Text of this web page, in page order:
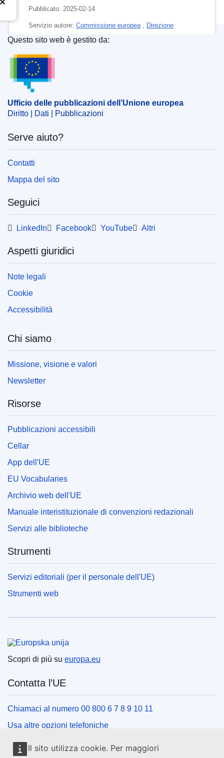
Il sito utilizza cookie. Per maggiori
Pubblicato: 2025-02-14
Servizio autore: Commissione europea , Direzione
generale degli Affari economici e finanziari
Argomento:
monetaria
CELEX : C/2025/01148
ELI :C/2025/1148/oj
OJ : C_202501148
IMMC : PUB(2025)12/3877108
pdfa2a
Ufficio delle pubblicazioni dell’Unione europea
Questo sito web è gestito da:
Ufficio delle pubblicazioni dell’Unione europea
Diritto | Dati | Pubblicazioni
Serve aiuto?
Contatti
Mappa del sito
Seguici
LinkedIn Facebook YouTube Altri
Aspetti giuridici
Note legali
Cookie
Accessibilità
Chi siamo
Missione, visione e valori
Newsletter
Risorse
Pubblicazioni accessibili
Cellar
App dell'UE
EU Vocabularies
Archivio web dell'UE
Manuale interistituzionale di convenzioni redazionali
Servizi alle biblioteche
Strumenti
Servizi editoriali (per il personale dell'UE)
Strumenti web
Unione europea
Scopri di più su europa.eu
Contatta l’UE
Chiamaci al numero 00 800 6 7 8 9 10 11
Usa altre opzioni telefoniche
Scrivici usando l’apposito modulo